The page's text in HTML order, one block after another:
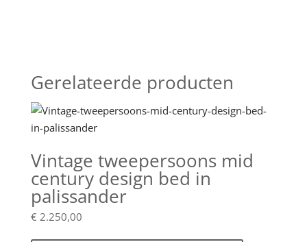
Gerelateerde producten
Vintage tweepersoons mid
century design bed in
palissander
€ 2.250,00